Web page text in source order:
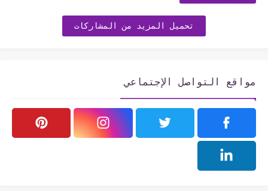
تحميل المزيد من المشاركات
مواقع التواصل الإجتماعي